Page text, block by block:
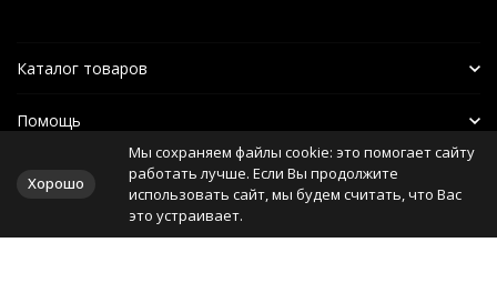
Каталог товаров
Помощь
Наши друзья
Политика персональных данных
Хорошо
Мы сохраняем файлы cookie: это помогает сайту
работать лучше. Если Вы продолжите
использовать сайт, мы будем считать, что Вас
это устраивает.